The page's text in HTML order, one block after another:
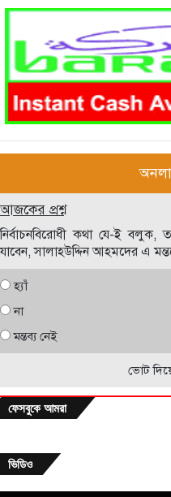
আজকের প্রশ্ন
নির্বাচনবিরোধী কথা যে-ই বলুক,
যাবেন, সালাহউদ্দিন আহমদের এ
হ্যাঁ
না
মন্তব্য নেই
ভোট
ফেসবুকে আমরা
ভিডিও